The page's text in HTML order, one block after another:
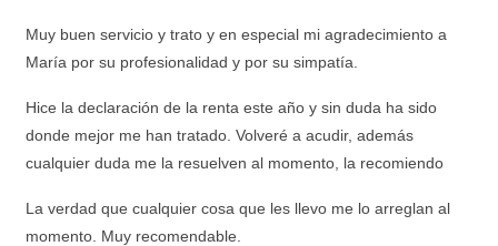
Muy buen servicio y trato y en especial mi agradecimiento a
María por su profesionalidad y por su simpatía.
Hice la declaración de la renta este año y sin duda ha sido
donde mejor me han tratado. Volveré a acudir, además
cualquier duda me la resuelven al momento, la recomiendo
La verdad que cualquier cosa que les llevo me lo arreglan al
momento. Muy recomendable.